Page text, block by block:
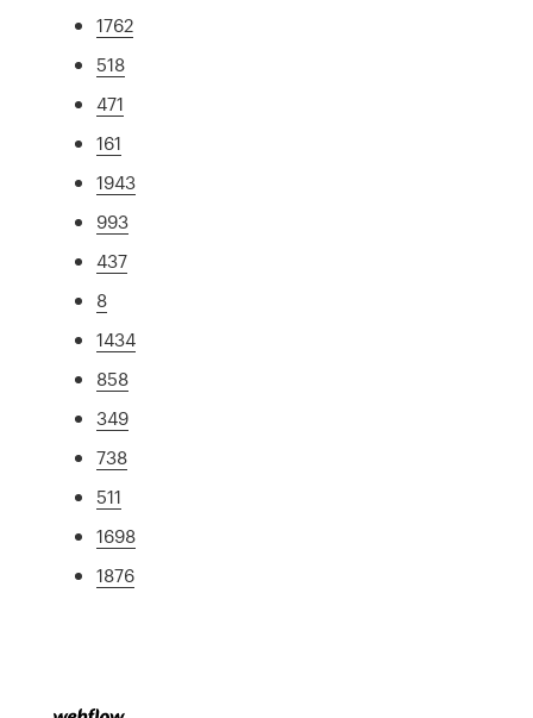
1762
518
471
161
1943
993
437
8
1434
858
349
738
511
1698
1876